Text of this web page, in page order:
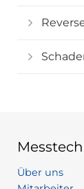
Über uns